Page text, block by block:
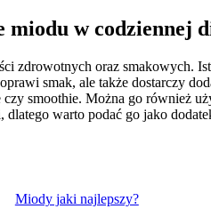
miodu w codziennej
zdrowotnych oraz smakowych.
smak, ale także dostarczy
smoothie. Można go również
warto podać go jako
Miody jaki najlepszy?